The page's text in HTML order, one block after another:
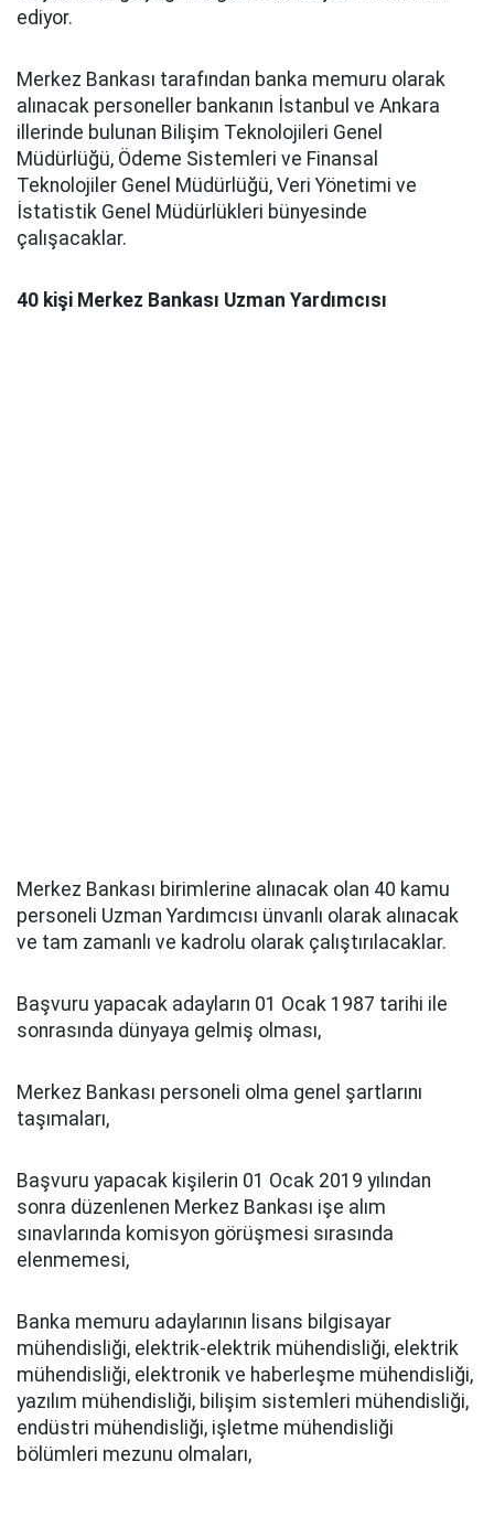
ediyor.
Merkez Bankası tarafından banka memuru olarak
alınacak personeller bankanın İstanbul ve Ankara
illerinde bulunan Bilişim Teknolojileri Genel
Müdürlüğü, Ödeme Sistemleri ve Finansal
Teknolojiler Genel Müdürlüğü, Veri Yönetimi ve
İstatistik Genel Müdürlükleri bünyesinde
çalışacaklar.
40 kişi Merkez Bankası Uzman Yardımcısı
Merkez Bankası birimlerine alınacak olan 40 kamu
personeli Uzman Yardımcısı ünvanlı olarak alınacak
ve tam zamanlı ve kadrolu olarak çalıştırılacaklar.
Başvuru yapacak adayların 01 Ocak 1987 tarihi ile
sonrasında dünyaya gelmiş olması,
Merkez Bankası personeli olma genel şartlarını
taşımaları,
Başvuru yapacak kişilerin 01 Ocak 2019 yılından
sonra düzenlenen Merkez Bankası işe alım
sınavlarında komisyon görüşmesi sırasında
elenmemesi,
Banka memuru adaylarının lisans bilgisayar
mühendisliği, elektrik-elektrik mühendisliği, elektrik
mühendisliği, elektronik ve haberleşme mühendisliği,
yazılım mühendisliği, bilişim sistemleri mühendisliği,
endüstri mühendisliği, işletme mühendisliği
bölümleri mezunu olmaları,